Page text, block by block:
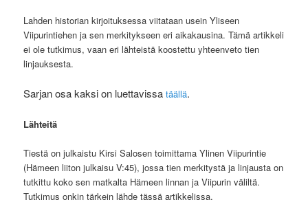
Lahden historian kirjoituksessa viitataan usein Yliseen
Viipurintiehen ja sen merkitykseen eri aikakausina. Tämä artikkeli
ei ole tutkimus, vaan eri lähteistä koostettu yhteenveto tien
linjauksesta.
Sarjan osa kaksi on luettavissatäällä.
Lähteitä
Tiestä on julkaistu Kirsi Salosen toimittama Ylinen Viipurintie
(Hämeen liiton julkaisu V:45), jossa tien merkitystä ja linjausta on
tutkittu koko sen matkalta Hämeen linnan ja Viipurin väliltä.
Tutkimus onkin tärkein lähde tässä artikkelissa.